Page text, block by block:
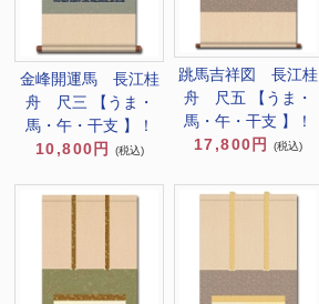
金峰開運馬 長江桂
舟 尺三 【うま・
馬・午・干支 】！
10,800円
(税込)
跳馬吉祥図 長江桂
舟 尺五 【うま・
馬・午・干支 】！
17,800円
(税込)